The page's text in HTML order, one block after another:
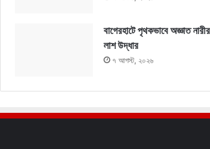
বাগেরহাটে পৃথকভাবে অজ্ঞাত
লাশ উদ্ধার
৭ আগস্ট, ২০২৬